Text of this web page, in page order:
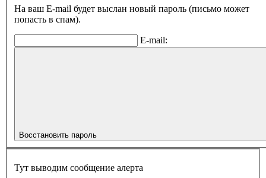
На ваш E-mail будет выслан новый пароль (письмо может
попасть в спам).
E-mail:
Восстановить пароль
Тут выводим сообщение алерта